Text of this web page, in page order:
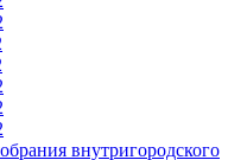
внутригородского